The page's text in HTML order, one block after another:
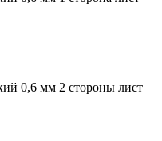
0,6 мм 2 стороны лист